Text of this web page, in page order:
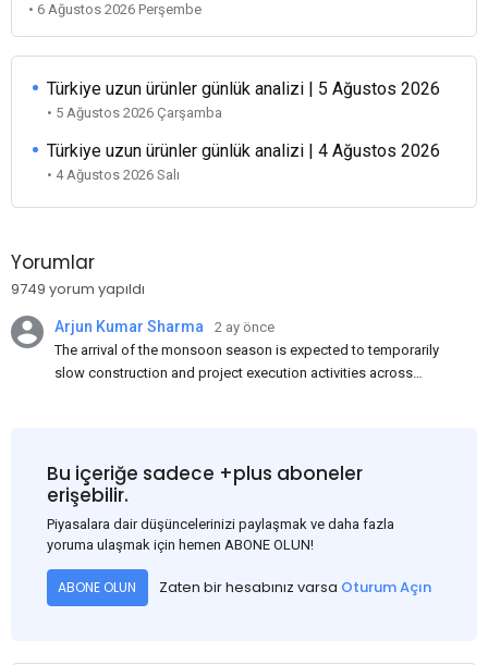
• 6 Ağustos 2026 Perşembe
Türkiye uzun ürünler günlük analizi | 5 Ağustos 2026
• 5 Ağustos 2026 Çarşamba
Türkiye uzun ürünler günlük analizi | 4 Ağustos 2026
• 4 Ağustos 2026 Salı
Yorumlar
9749 yorum yapıldı
Arjun Kumar Sharma
2 ay önce
The arrival of the monsoon season is expected to temporarily
slow construction and project execution activities across
and rural construction projects is expected to provide support
to the market despite seasonal disruptions caused by heavy
rainfall.
Bu içeriğe sadece +plus aboneler
erişebilir.
Piyasalara dair düşüncelerinizi paylaşmak ve daha fazla
yoruma ulaşmak için hemen ABONE OLUN!
ABONE OLUN Zaten bir hesabınız varsa Oturum Açın